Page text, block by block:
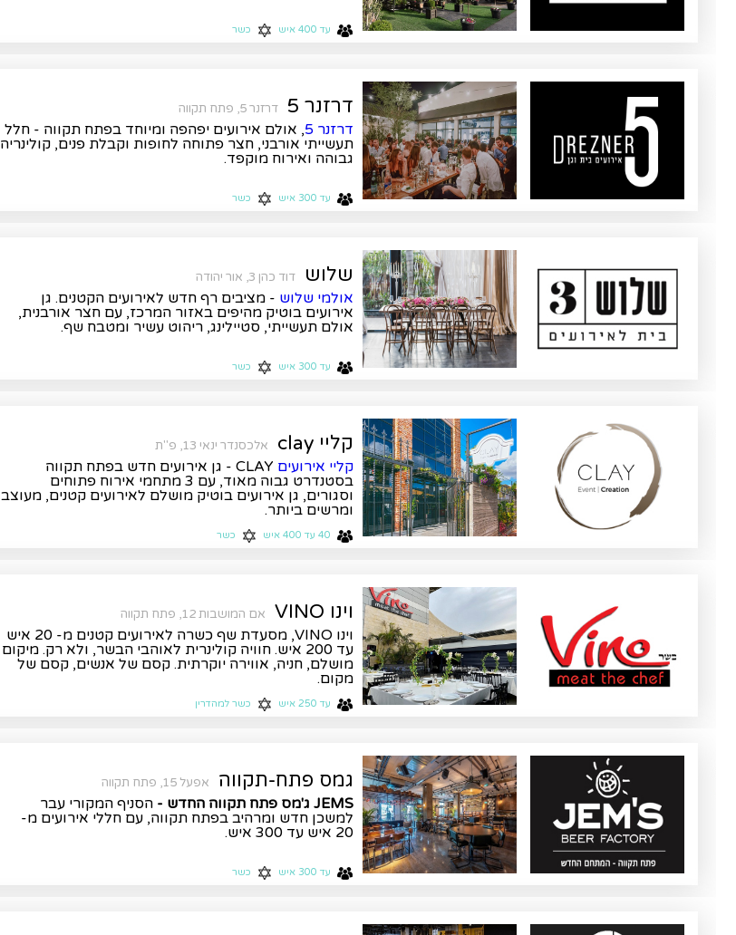
עד 400 איש כשר
דרזנר 5 דרזנר 5, פתח תקווה
דרזנר 5
, אולם אירועים יפהפה ומיוחד בפתח תקווה - חלל
תעשייתי אורבני, חצר פתוחה לחופות וקבלת פנים, קולינריה
גבוהה ואירוח מוקפד.
עד 300 איש כשר
שלוש דוד כהן 3, אור יהודה
אולמי שלוש - מציבים רף חדש לאירועים הקטנים. גן
אירועים בוטיק מהיפים באזור המרכז, עם חצר אורבנית,
אולם תעשייתי, סטיילינג, ריהוט עשיר ומטבח שף.
עד 300 איש כשר
קליי clay אלכסנדר ינאי 13, פ"ת
קליי אירועים
CLAY - גן אירועים חדש בפתח תקווה
בסטנדרט גבוה מאוד, עם 3 מתחמי אירוח פתוחים
וסגורים, גן אירועים בוטיק מושלם לאירועים קטנים, מעוצב
ומרשים ביותר.
40 עד 400 איש כשר
וינו VINO אם המושבות 12, פתח תקווה
וינו VINO, מסעדת שף כשרה לאירועים קטנים מ- 20 איש
עד 200 איש. חוויה קולינרית לאוהבי הבשר, ולא רק. מיקום
מושלם, חניה, אווירה יוקרתית. קסם של אנשים, קסם של
מקום.
עד 250 איש כשר למהדרין
גמס פתח-תקווה אפעל 15, פתח תקווה
JEMS ג'מס פתח תקווה החדש -
הסניף המקורי עבר
למשכן חדש ומרהיב בפתח תקווה, עם חללי אירועים מ-
20 איש עד 300 איש.
עד 300 איש כשר